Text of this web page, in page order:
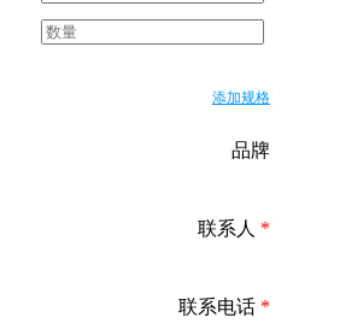
添加规格
品牌
联系人 *
联系电话 *